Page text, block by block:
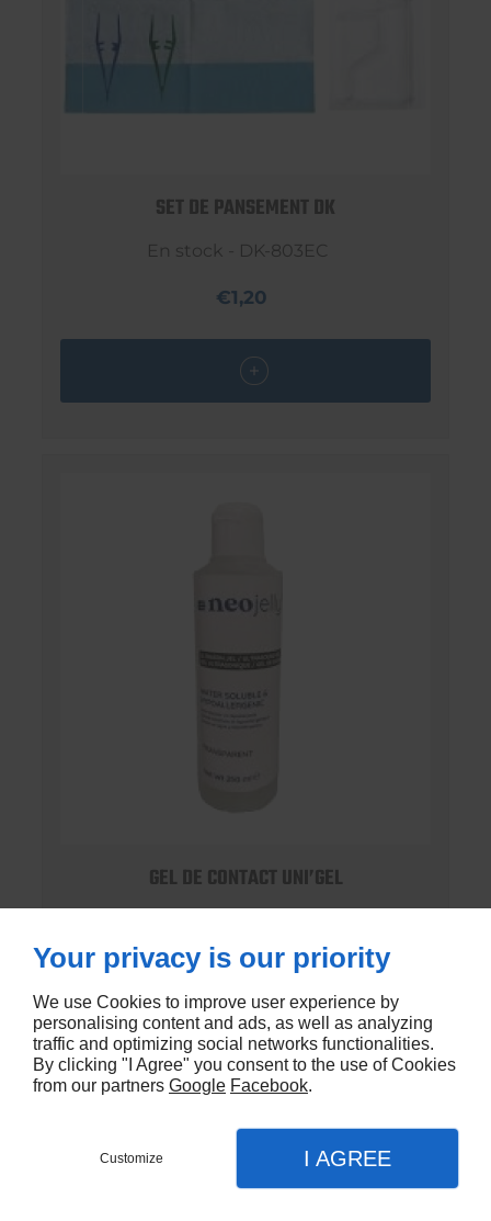
SET DE PANSEMENT DK
En stock - DK-803EC
€1,20
GEL DE CONTACT UNI’GEL
€1,35
Your privacy is our priority
We use Cookies to improve user experience by
personalising content and ads, as well as analyzing
traffic and optimizing social networks functionalities.
By clicking "I Agree" you consent to the use of Cookies
from our partners Google Facebook.
Customize I AGREE